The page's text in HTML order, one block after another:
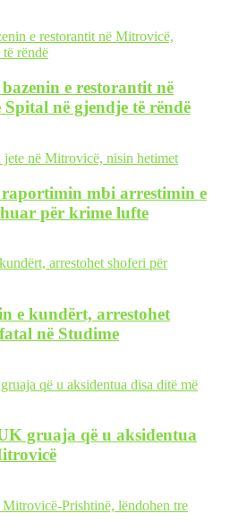
e restorantit në
në gjendje të rëndë
mbi arrestimin e
për krime lufte
e kundërt, arrestohet
në Studime
gruaja që u aksidentua